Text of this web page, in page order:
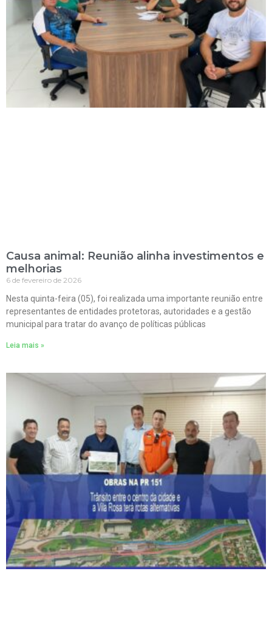
Causa animal: Reunião alinha investimentos e
melhorias
6 de fevereiro de 2026
Nesta quinta-feira (05), foi realizada uma importante reunião entre
representantes de entidades protetoras, autoridades e a gestão
municipal para tratar do avanço de políticas públicas
Leia mais »